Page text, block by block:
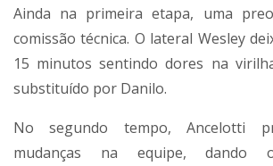
Ainda na primeira etapa, uma
comissão técnica. O lateral Wesley
15 minutos sentindo dores na
substituído por Danilo.
No segundo tempo, Ancelotti
mudanças na equipe, dando